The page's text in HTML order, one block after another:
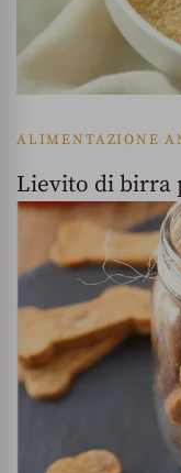
ALIMENTAZIONE
Lievito di birra